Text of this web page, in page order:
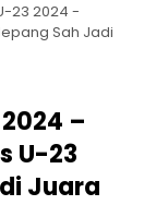
23 2024 -
Sah Jadi
–
U-23
Juara